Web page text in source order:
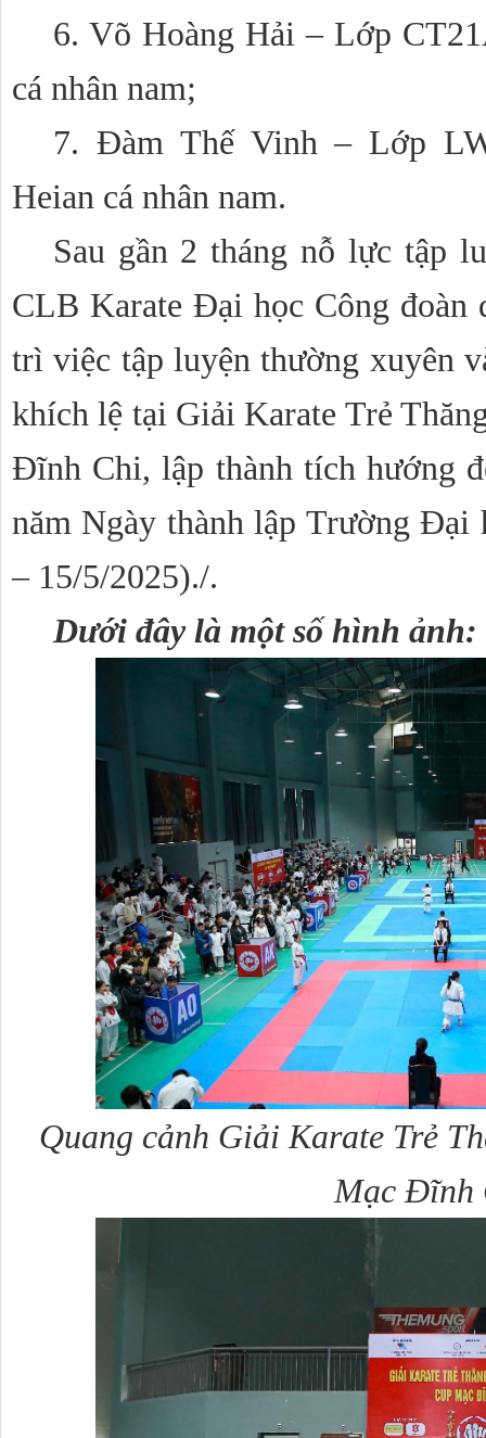
6. Võ Hoàng Hải – Lớp
cá nhân nam;
7. Đàm Thế Vinh – Lớp
Heian cá nhân nam.
Sau gần 2 tháng nỗ lực tập
CLB Karate Đại học Công đoàn
trì việc tập luyện thường xuyên
khích lệ tại Giải Karate Trẻ
Đĩnh Chi, lập thành tích hướng
năm Ngày thành lập Trường Đại
– 15/5/2025)./.
Dưới đây là một số hình ảnh:
Quang cảnh Giải Karate Trẻ
Mạc Đĩnh